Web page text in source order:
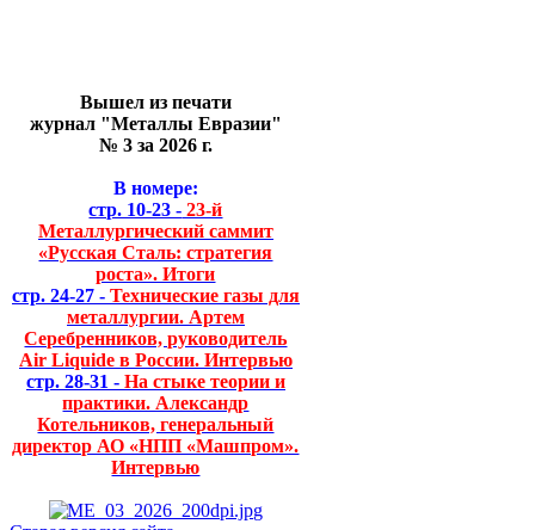
Вышел из печати
журнал "Металлы Евразии"
№ 3 за 2026 г.
В номере:
стр. 10-23 - 23-й
Металлургический саммит
«Русская Сталь: стратегия
роста». Итоги
стр. 24-27 - Технические газы для
металлургии. Артем
Серебренников, руководитель
Air Liquide в России. Интервью
стр. 28-31 - На стыке теории и
практики. Александр
Котельников, генеральный
директор АО «НПП «Машпром».
Интервью